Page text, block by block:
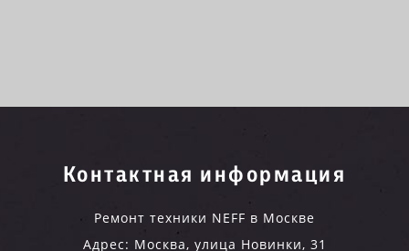
Контактная информация
Ремонт техники NEFF в Москве
Адрес: Москва, улица Новинки, 31